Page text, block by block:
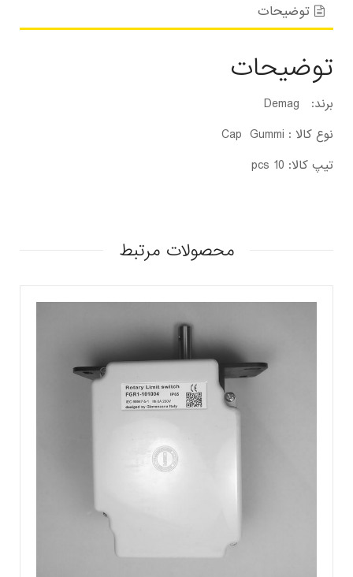
توضیحات
توضیحات
برند: Demag
نوع کالا : Cap Gummi
تیپ کالا: 10 pcs
محصولات مرتبط